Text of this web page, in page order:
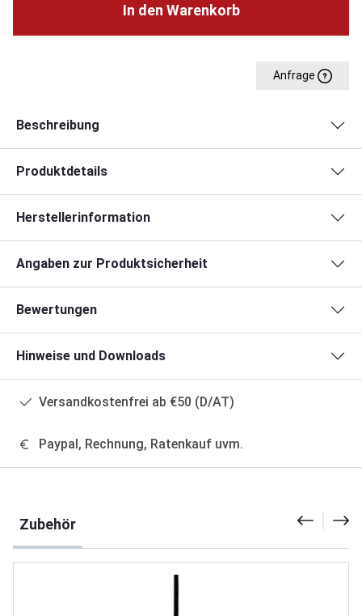
In den Warenkorb
Anfrage
Beschreibung
Produktdetails
Herstellerinformation
Angaben zur Produktsicherheit
Bewertungen
Hinweise und Downloads
Versandkostenfrei ab €50 (D/AT)
Paypal, Rechnung, Ratenkauf uvm.
Zubehör